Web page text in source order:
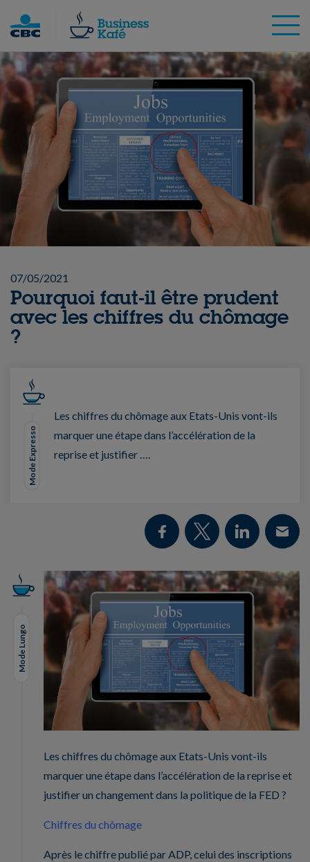
07/05/2021
Pourquoi faut-il être prudent
avec les chiffres du chômage
?
Mode Expresso
Les chiffres du chômage aux Etats-Unis vont-ils
marquer une étape dans l’accélération de la
reprise et justifier ….
Mode Lungo
Les chiffres du chômage aux Etats-Unis vont-ils
marquer une étape dans l’accélération de la reprise et
justifier un changement dans la politique de la FED ?
Chiffres du chômage
Après le chiffre publié par ADP, celui des inscriptions